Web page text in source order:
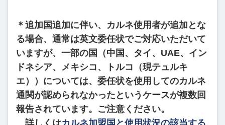
＊追加国追加に伴い、カルネ使用者が追加とな
る場合、通常は英文委任状でご対応いただいて
いますが、一部の国（中国、タイ、UAE、イン
ドネシア、メキシコ、トルコ（現テュルキ
エ））については、委任状を使用してのカルネ
通関が認められなかったというケースが複数回
報告されています。ご注意ください。